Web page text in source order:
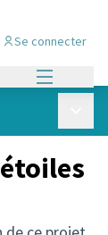
Se connecter